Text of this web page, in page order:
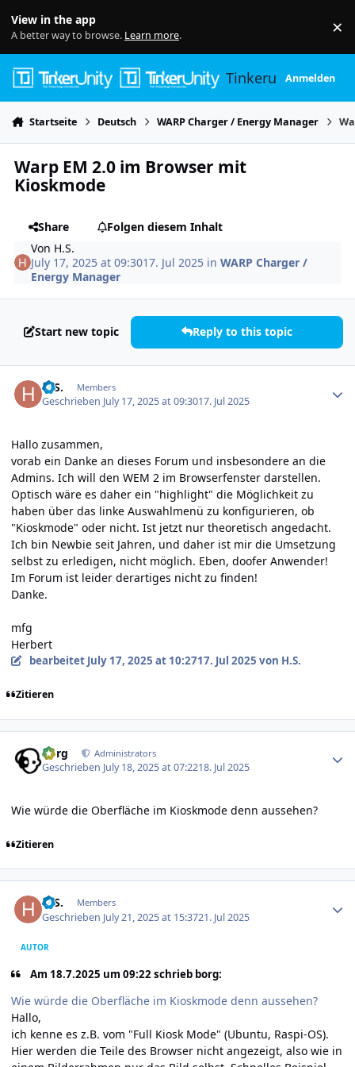
View in the app
A better way to browse. Learn more. ×
TinkerunityAnmelden
Startseite Deutsch WARP Charger / Energy Manager
Warp EM 2.0 im Browser mit
Kioskmode
Share
Folgen diesem Inhalt
Von H.S.
July 17, 2025 at 09:3017. Jul 2025 inWARP Charger /
Energy Manager
Start new topic Reply to this topic
H.S. Members
Geschrieben July 17, 2025 at 09:3017. Jul 2025
Hallo zusammen,
vorab ein Danke an dieses Forum und insbesondere an die
Admins. Ich will den WEM 2 im Browserfenster darstellen.
Optisch wäre es daher ein "highlight" die Möglichkeit zu
haben über das linke Auswahlmenü zu konfigurieren, ob
"Kioskmode" oder nicht. Ist jetzt nur theoretisch angedacht.
Ich bin Newbie seit Jahren, und daher ist mir die Umsetzung
selbst zu erledigen, nicht möglich. Eben, doofer Anwender!
Im Forum ist leider derartiges nicht zu finden!
Danke.
mfg
Herbert
bearbeitet July 17, 2025 at 10:2717. Jul 2025 von H.S.
Zitieren
borg Administrators
Geschrieben July 18, 2025 at 07:2218. Jul 2025
Wie würde die Oberfläche im Kioskmode denn aussehen?
Zitieren
H.S. Members
Geschrieben July 21, 2025 at 15:3721. Jul 2025
AUTOR
Am 18.7.2025 um 09:22 schrieb borg:
Wie würde die Oberfläche im Kioskmode denn aussehen?
Hallo,
ich kenne es z.B. vom "Full Kiosk Mode" (Ubuntu, Raspi-OS).
Hier werden die Teile des Browser nicht angezeigt, also wie in